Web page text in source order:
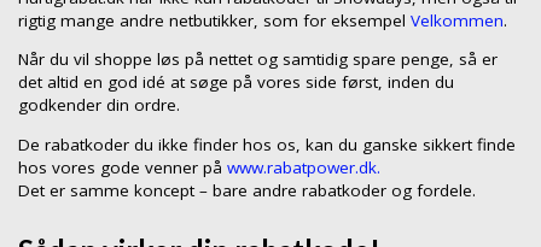
rigtig mange andre netbutikker, som for eksempel Velkommen.
Når du vil shoppe løs på nettet og samtidig spare penge, så er
det altid en god idé at søge på vores side først, inden du
godkender din ordre.
De rabatkoder du ikke finder hos os, kan du ganske sikkert finde
hos vores gode venner på www.rabatpower.dk.
Det er samme koncept – bare andre rabatkoder og fordele.